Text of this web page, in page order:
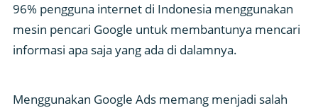
96% pengguna internet di Indonesia menggunakan
mesin pencari Google untuk membantunya mencari
informasi apa saja yang ada di dalamnya.
Menggunakan Google Ads memang menjadi salah